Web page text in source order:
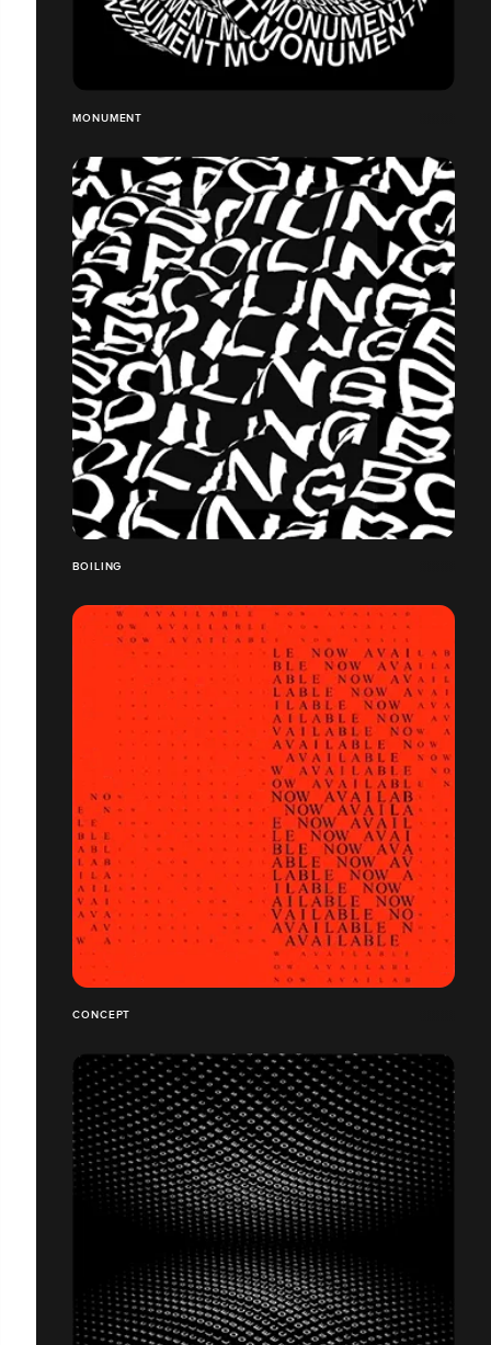
MONUMENT
BOILING
CONCEPT